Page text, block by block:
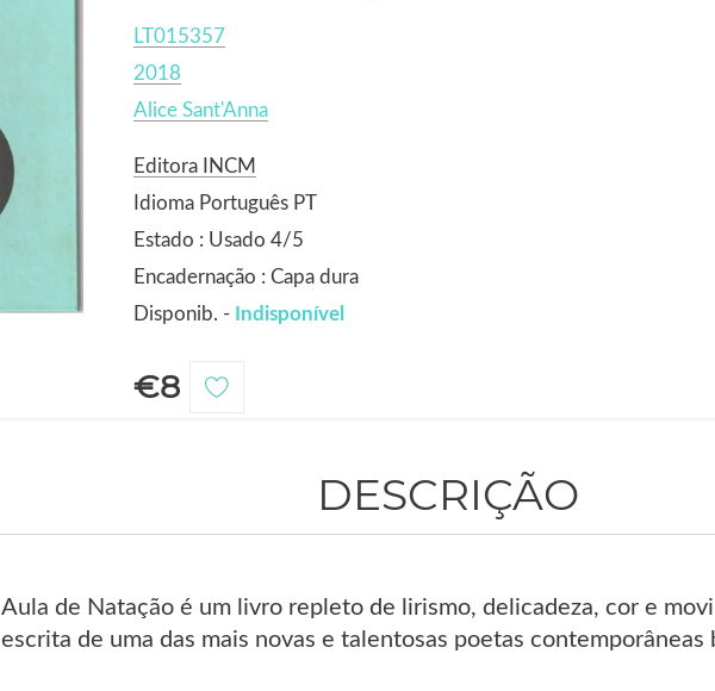
LT015357
2018
Alice Sant'Anna
Editora INCM
Idioma Português PT
Estado : Usado 4/5
Encadernação : Capa dura
Disponib. - Indisponível
€8
DESCRIÇÃO
Aula de Natação é um livro repleto de lirismo, delicadeza, cor e
escrita de uma das mais novas e talentosas poetas contemporâneas